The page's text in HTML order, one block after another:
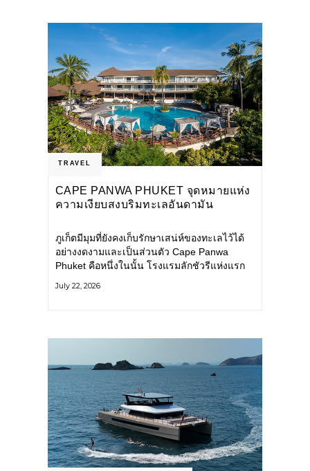
TRAVEL
CAPE PANWA PHUKET จุดหมายแห่ง
ความเงียบสงบริมทะเลอันดามัน
ภูเก็ตมีมุมที่ยังคงเก็บรักษาเสน่ห์ของทะเลไว้ได้
อย่างงดงามและเป็นส่วนตัว Cape Panwa
Phuket คือหนึ่งในนั้น โรงแรมลักชัวรีแห่งแรก
แหลมพันวา ทางตะวันออกเฉียงใต้ของเกาะ
July 22, 2026